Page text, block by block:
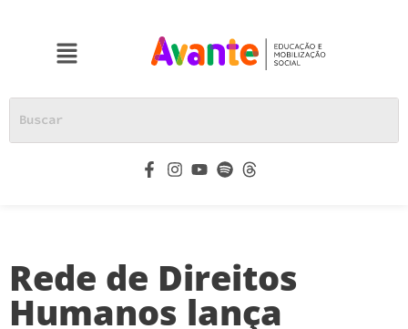
Rede de Direitos
Humanos lança